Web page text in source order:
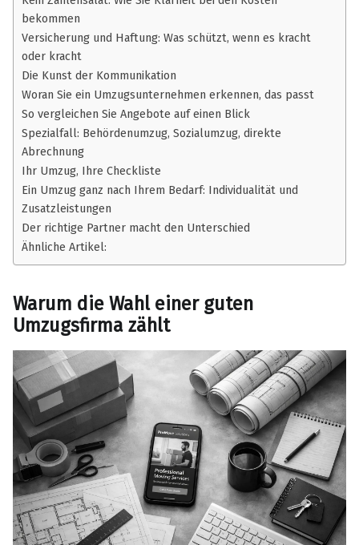
bekommen
Versicherung und Haftung: Was schützt, wenn es kracht
oder kracht
Die Kunst der Kommunikation
Woran Sie ein Umzugsunternehmen erkennen, das passt
So vergleichen Sie Angebote auf einen Blick
Spezialfall: Behördenumzug, Sozialumzug, direkte
Abrechnung
Ihr Umzug, Ihre Checkliste
Ein Umzug ganz nach Ihrem Bedarf: Individualität und
Zusatzleistungen
Der richtige Partner macht den Unterschied
Ähnliche Artikel:
Warum die Wahl einer guten
Umzugsfirma zählt